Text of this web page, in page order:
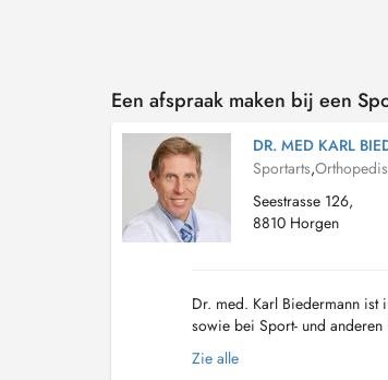
Een afspraak maken bij een
DR. MED KARL
Sportarts,
Seestrasse 126,
8810 Horgen
Dr. med. Karl Biedermann ist
sowie bei Sport- und
der Schulter, Ellbogen,
Zie alle